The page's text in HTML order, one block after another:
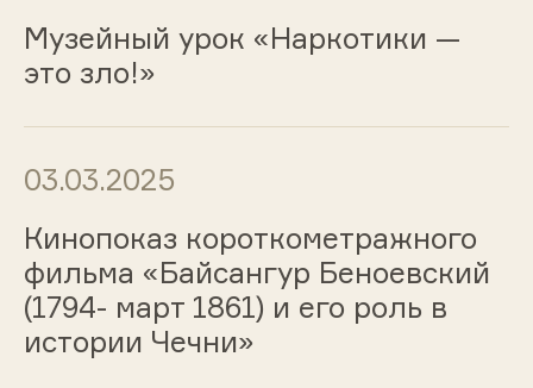
Музейный урок «Наркотики —
это зло!»
03.03.2025
Кинопоказ короткометражного
фильма «Байсангур Беноевский
(1794- март 1861) и его роль в
истории Чечни»